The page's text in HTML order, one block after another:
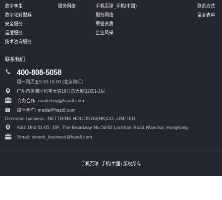
数字孪生
数字化转型解
安全服务
运维服务
技术咨询服务
服务网络
手机买球_手机(中国)
服务网络
荣誉资质
企业风采
联系方式
留言表单
联系我们
400-808-5058
周一到周五9:30-18:00 (北京时间）
广州市黄埔区科学大道18号芯大厦B2栋1-2层
商务合作: marketing@hasdl.com
媒体合作: media@hasdl.com
Overseas business: NETTHINK HOLDINGS(HK)CO.,LIMITED
Add: Unit 04-05, 16F, The Broadway No.54-62 Lockhart Road, Wanchai, HongKong
Email: sinontt_business@hasdl.com
手机买球_手机(中国) 版权所有